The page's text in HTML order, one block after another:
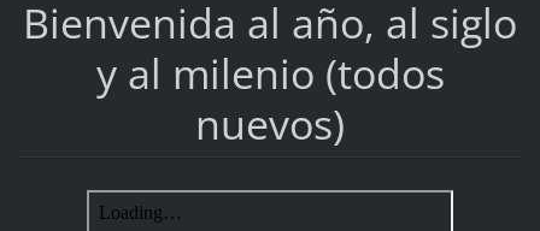
Bienvenida al año, al siglo
y al milenio (todos
nuevos)